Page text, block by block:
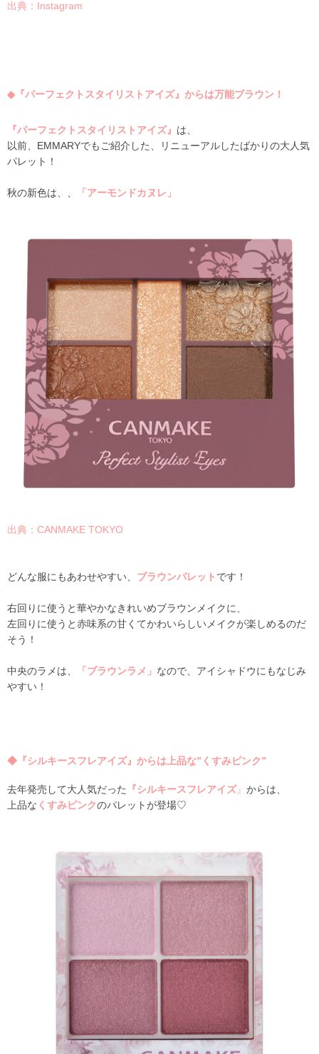
出典：Instagram
◆ 『パーフェクトスタイリストアイズ』からは万能ブラウン！
『パーフェクトスタイリストアイズ』 は、
以前、EMMARYでもご紹介した、リニューアルしたばかりの大人気
パレット！
秋の新色は、、 「アーモンドカヌレ」
出典：CANMAKE TOKYO
どんな服にもあわせやすい、 ブラウンパレット です！
右回りに使うと華やかなきれいめブラウンメイクに、
左回りに使うと赤味系の甘くてかわいらしいメイクが楽しめるのだ
そう！
中央のラメは、 「ブラウンラメ」 なので、アイシャドウにもなじみ
やすい！
◆ 『シルキースフレアイズ』からは上品な”くすみピンク”
去年発売して大人気だった 『シルキースフレアイズ』 からは、
上品な くすみピンクのパレットが登場♡